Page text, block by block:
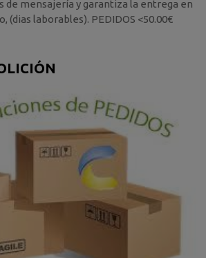
de mensajería y garantiza la entrega en
(dias laborables). PEDIDOS <50.00€